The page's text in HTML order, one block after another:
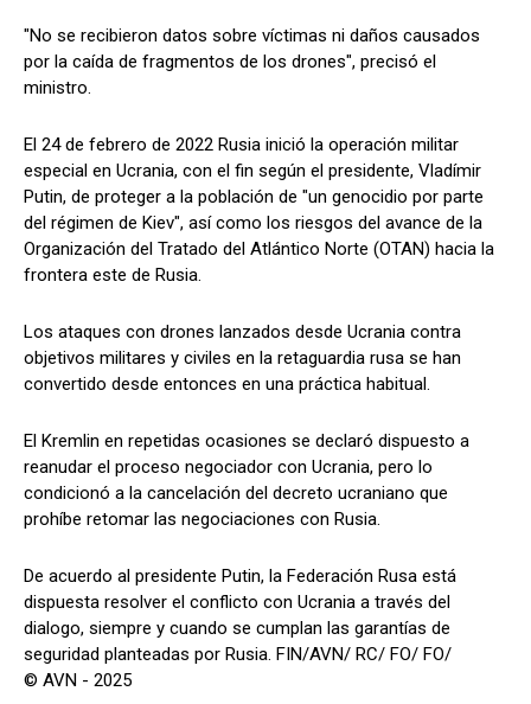
"No se recibieron datos sobre víctimas ni daños causados
por la caída de fragmentos de los drones", precisó el
ministro.
El 24 de febrero de 2022 Rusia inició la operación militar
especial en Ucrania, con el fin según el presidente, Vladímir
Putin, de proteger a la población de "un genocidio por parte
del régimen de Kiev", así como los riesgos del avance de la
Organización del Tratado del Atlántico Norte (OTAN) hacia la
frontera este de Rusia.
Los ataques con drones lanzados desde Ucrania contra
objetivos militares y civiles en la retaguardia rusa se han
convertido desde entonces en una práctica habitual.
El Kremlin en repetidas ocasiones se declaró dispuesto a
reanudar el proceso negociador con Ucrania, pero lo
condicionó a la cancelación del decreto ucraniano que
prohíbe retomar las negociaciones con Rusia.
De acuerdo al presidente Putin, la Federación Rusa está
dispuesta resolver el conflicto con Ucrania a través del
dialogo, siempre y cuando se cumplan las garantías de
seguridad planteadas por Rusia. FIN/AVN/ RC/ FO/ FO/
© AVN - 2025